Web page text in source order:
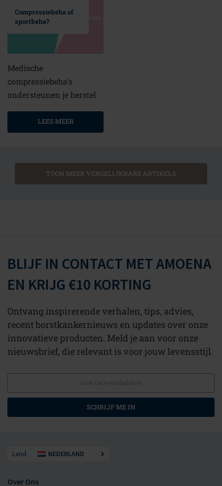
Compressiebeha of
sportbeha?
Medische
compressiebeha's
ondersteunen je herstel
LEES MEER
TOON MEER VERGELIJKBARE ARTIKELS
BLIJF IN CONTACT MET AMOENA
EN KRIJG €10 KORTING
Ontvang inspirerende verhalen, tips, advies,
recent borstkankernieuws en updates over onze
innovatieve producten. Meld je aan voor onze
nieuwsbrief, die relevant is voor jouw levensstijl.
SCHRIJF ME IN
Land NEDERLAND
Over Ons